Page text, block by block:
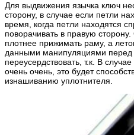
Для выдвижения язычка ключ
сторону, в случае если петли
время, когда петли находятся
поворачивать в правую
плотнее прижимать раму, а
данными манипуляциями
переусердствовать, т.к. В
очень очень, это будет
изнашиванию уплотнителя.